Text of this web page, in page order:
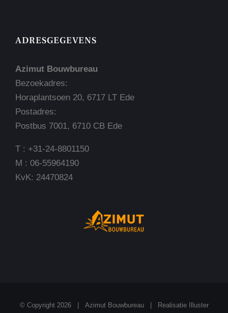
ADRESGEGEVENS
Azimut Bouwbureau
Bezoekadres:
Horaplantsoen 20, 6717 LT Ede
Postadres:
Postbus 7001, 6710 CB Ede
T : +31-24-8801150
M : 06-55964190
KvK: 24470824
© Copyright 2026 | Azimut Bouwbureau | Realisatie Illuster